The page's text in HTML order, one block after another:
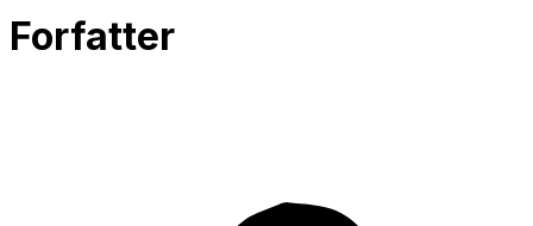
Forfatter